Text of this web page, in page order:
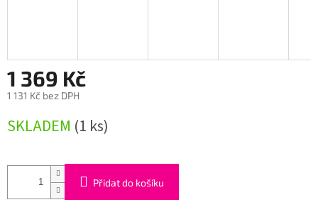
1 369 Kč
1 131 Kč bez DPH
cena:
SKLADEM (1 ks)
Přidat do košíku